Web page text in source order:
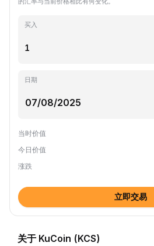
买入
日期
当时价值
今日价值
涨跌
立即交易
关于 KuCoin (KCS)